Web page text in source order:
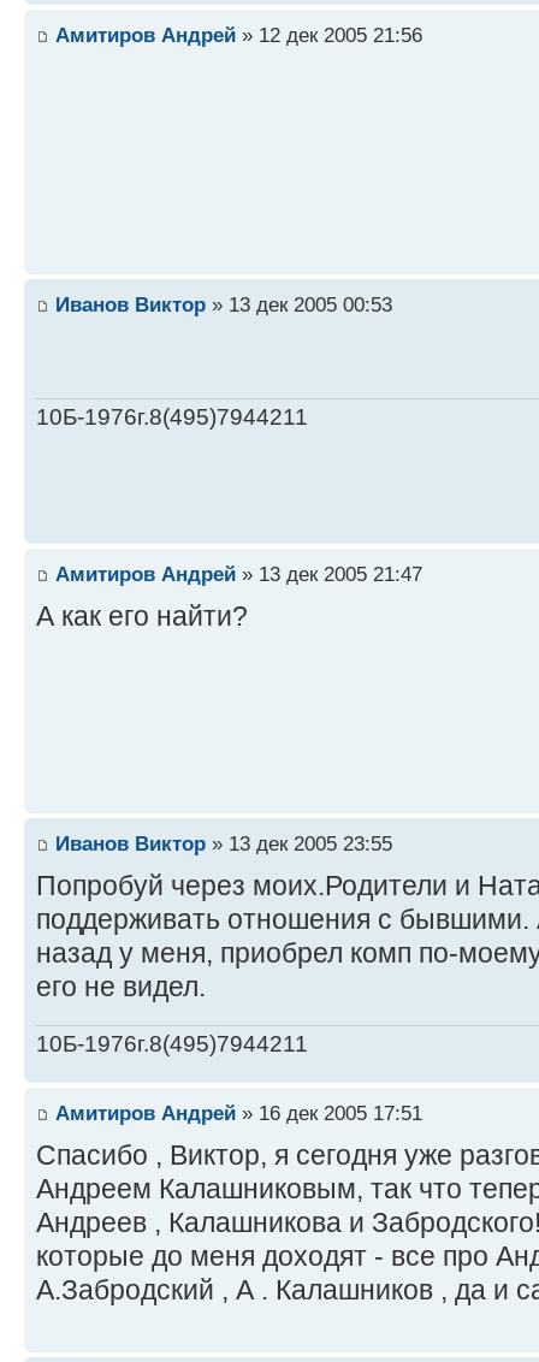
Амитиров Андрей » 12 дек 2005 21:56
Иванов Виктор » 13 дек 2005 00:53
10Б-1976г.8(495)7944211
Амитиров Андрей » 13 дек 2005 21:47
А как его найти?
Иванов Виктор » 13 дек 2005 23:55
Попробуй через моих.Родители и
поддерживать отношения с бывшими.
назад у меня, приобрел комп по-
его не видел.
10Б-1976г.8(495)7944211
Амитиров Андрей » 16 дек 2005 17:51
Спасибо , Виктор, я сегодня уже
Андреем Калашниковым, так что
Андреев , Калашникова и
которые до меня доходят - все про
А.Забродский , А . Калашников , да и